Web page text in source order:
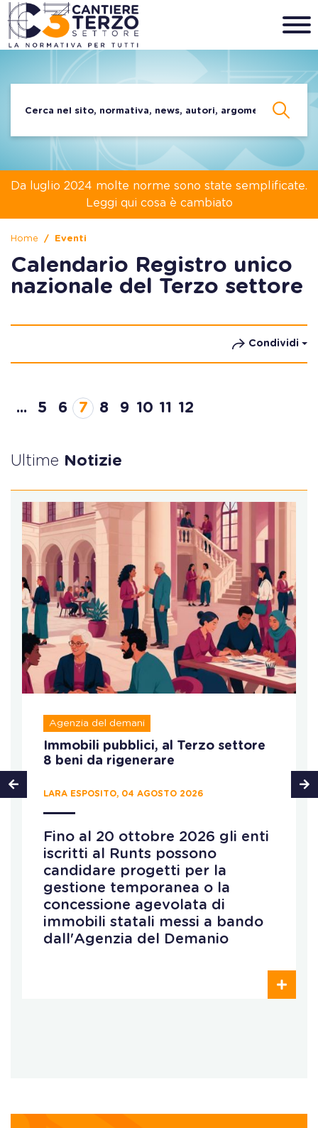
Da luglio 2024 molte norme sono state semplificate.
Leggi qui cosa è cambiato
Home Eventi
Calendario Registro unico
nazionale del Terzo settore
Condividi
... 5 6 7 8 9 10 11 12
Ultime Notizie
Agenzia del demani
Immobili pubblici, al Terzo settore
8 beni da rigenerare
LARA ESPOSITO, 04 AGOSTO 2026
Fino al 20 ottobre 2026 gli enti
iscritti al Runts possono
candidare progetti per la
gestione temporanea o la
concessione agevolata di
immobili statali messi a bando
dall'Agenzia del Demanio